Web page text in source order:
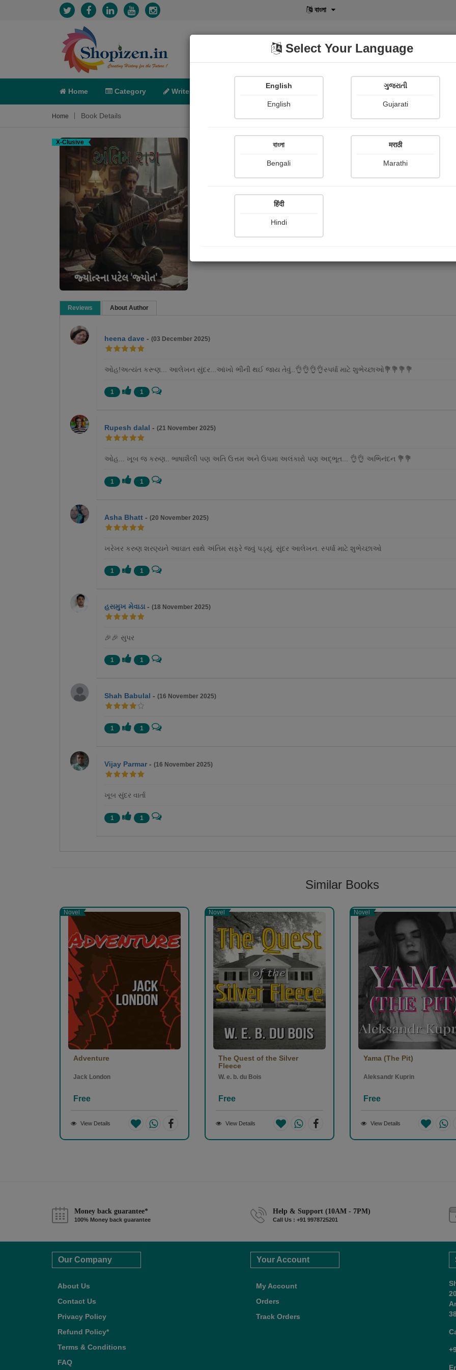
বাংলা
Home Category Write POD Shopi Gallery
Home Book Details
X-Clusive
જ્યોત્સ્ના પટેલ 'જ્યોત'
Reviews About Author
heena dave -(03 December 2025)
ઓહ!અત્યંત કરૂણ... આલેખન સુંદર...આંખો ભીની થઈ જાય તેવું..👌👌👌👌સ્પર્ધા માટે શુભેચ્છાઓ💐💐💐💐
1 1
Rupesh dalal -(21 November 2025)
ઓહ... ખૂબ જ કરુણ.. ભાષાશૈલી પણ અતિ ઉત્તમ અને ઉપમા અલંકારો પણ અદ્ભૂત... 👌👌 અભિનંદન 💐💐
1 1
Asha Bhatt -(20 November 2025)
ખરેખર કરુણ શરણ્યને આઘાત સાથે અંતિમ સફરે જવું પડ્યું. સુંદર આલેખન. સ્પર્ધા માટે શુભેચ્છાઓ
1 1
હસમુખ મેવાડા-(18 November 2025)
🎉🎉 સુપર
1 1
Shah Babulal -(16 November 2025)
1 1
Vijay Parmar -(16 November 2025)
ખૂબ સુંદર વાર્તા
1 1
Similar Books
Novel
Adventure
Jack London
Free
View Details
Novel
The Quest of the Silver
Fleece
W. e. b. du Bois
Free
View Details
Novel
Yama (The Pit)
Aleksandr Kuprin
Free
View Details
Money back guarantee*
100% Money back guarantee
Help & Support (10AM - 7PM)
Call Us : +91 9978725201
Our Company
About Us
Contact Us
Privacy Policy
Refund Policy*
Terms & Conditions
FAQ
Your Account
My Account
Orders
Track Orders
Select Your Language
English
English
ગુજરાતી
Gujarati
বাংলা
Bengali
मराठी
Marathi
हिंदी
Hindi